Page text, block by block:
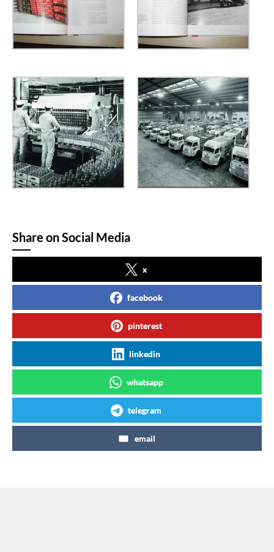
Share on Social Media
x
facebook
pinterest
linkedin
whatsapp
telegram
email